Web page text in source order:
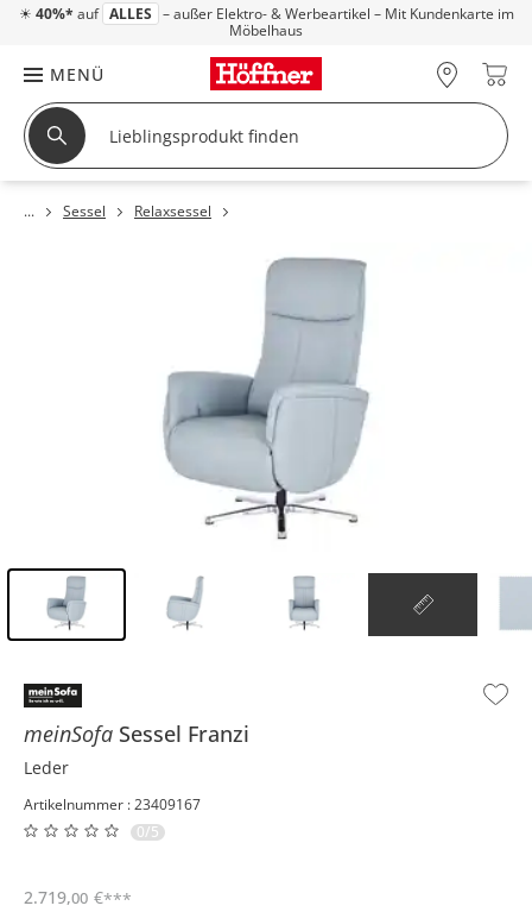
☀ 40%* auf ALLES – außer Elektro- & Werbeartikel – Mit Kundenkarte im
Möbelhaus
MENÜ
Sessel Relaxsessel
meinSofa Sessel Franzi
Leder
Artikelnummer : 23409167
0/5
2.719,00 €***